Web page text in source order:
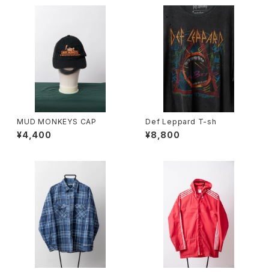
MUD MONKEYS CAP
¥4,400
Def Leppard T-sh
¥8,800